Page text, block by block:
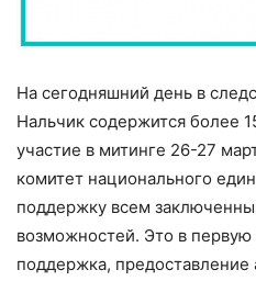
На сегодняшний день в
Нальчик содержится более
участие в митинге 26-27
комитет национального
поддержку всем
возможностей. Это в
поддержка, предоставление